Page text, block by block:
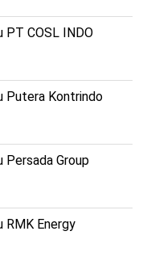
PT COSL INDO
Putera Kontrindo
Persada Group
RMK Energy